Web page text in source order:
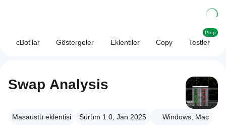
cBot'lar Göstergeler Eklentiler Copy Testler
Prop
Swap Analysis
Masaüstü eklentisi Sürüm 1.0, Jan 2025 Windows, Mac